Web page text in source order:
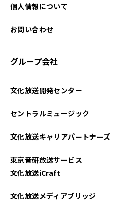
個人情報について
お問い合わせ
グループ会社
文化放送開発センター
セントラルミュージック
文化放送キャリアパートナーズ
東京音研放送サービス
文化放送iCraft
文化放送メディアブリッジ